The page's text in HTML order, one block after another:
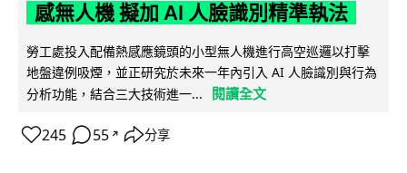
感無人機 擬加 AI 人臉識別精準執法
勞工處投入配備熱感應鏡頭的小型無人機進行高空巡邏以打擊
地盤違例吸煙，並正研究於未來一年內引入 AI 人臉識別與行為
分析功能，結合三大技術進一...
閱讀全文
245 55 ↗ 分享